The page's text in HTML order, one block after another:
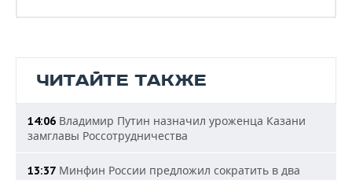
ЧИТАЙТЕ ТАКЖЕ
14:06 Владимир Путин назначил уроженца Казани
замглавы Россотрудничества
13:37 Минфин России предложил сократить в два